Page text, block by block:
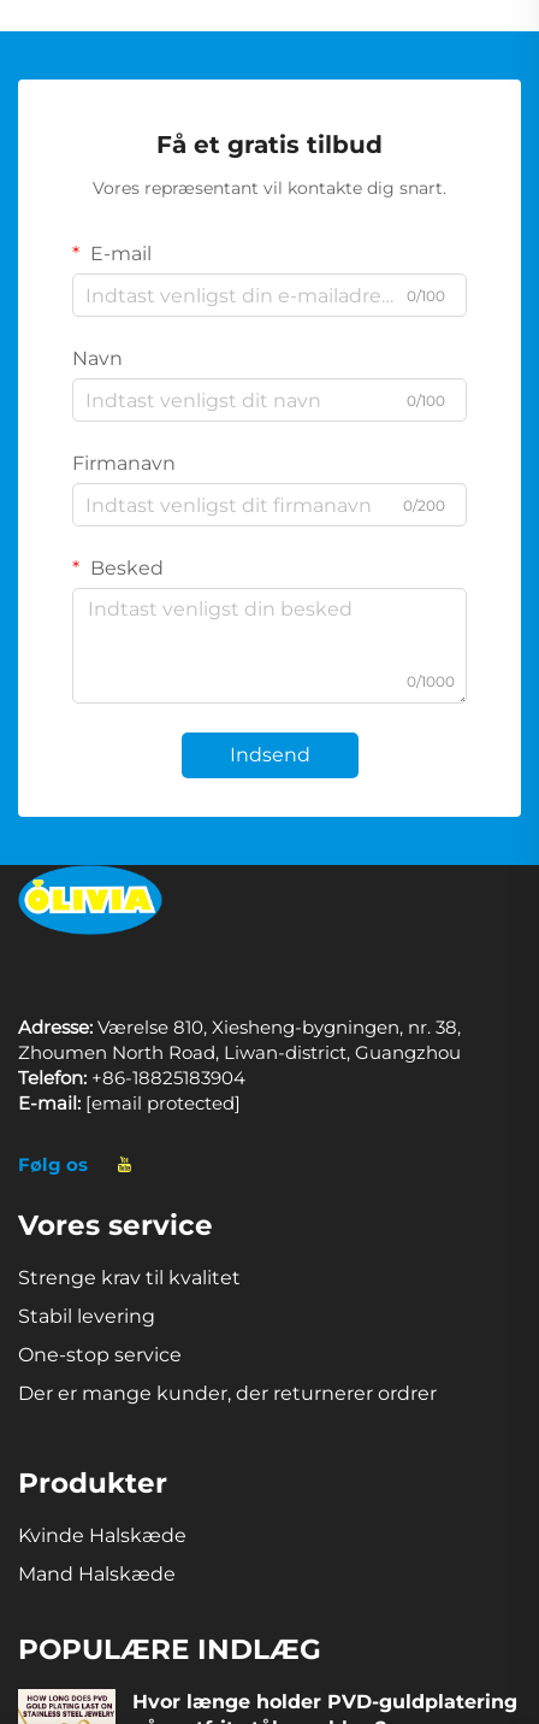
Få et gratis tilbud
Vores repræsentant vil kontakte dig snart.
E-mail
0/100
Navn
0/100
Firmanavn
0/200
Besked
0/1000
Indsend
Adresse: Værelse 810, Xiesheng-bygningen, nr. 38,
Zhoumen North Road, Liwan-district, Guangzhou
Telefon: +86-18825183904
E-mail: [email protected]
Følg os
Vores service
Strenge krav til kvalitet
Stabil levering
One-stop service
Der er mange kunder, der returnerer ordrer
Produkter
Kvinde Halskæde
Mand Halskæde
POPULÆRE INDLÆG
Hvor længe holder PVD-guldplatering